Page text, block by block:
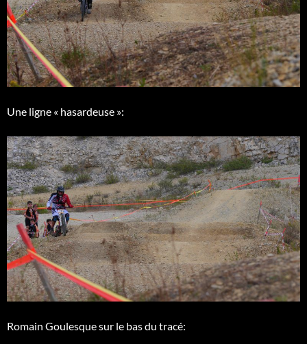
Une ligne « hasardeuse »:
Romain Goulesque sur le bas du tracé: